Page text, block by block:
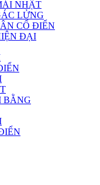
NHẬT
LỬNG
CỔ ĐIỂN
ĐẠI
BẰNG